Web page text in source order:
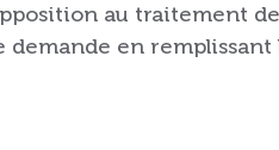
au traitement
en